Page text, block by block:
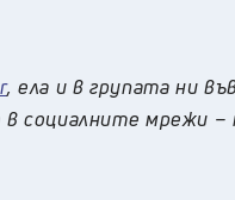
, ела и в групата ни
социалните мрежи –